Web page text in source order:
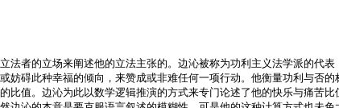
者的立场来阐述他的立法主张的。边沁被称为功利主义法学派的代
碍此种幸福的倾向，来赞成或非难任何一项行动。他衡量功利与否
值。边沁为此以数学逻辑推演的方式来专门论述了他的快乐与痛苦